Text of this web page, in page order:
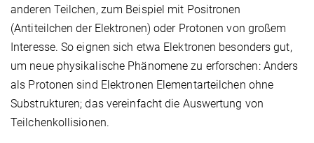
anderen Teilchen, zum Beispiel mit Positronen
(Antiteilchen der Elektronen) oder Protonen von großem
Interesse. So eignen sich etwa Elektronen besonders gut,
um neue physikalische Phänomene zu erforschen: Anders
als Protonen sind Elektronen Elementarteilchen ohne
Substrukturen; das vereinfacht die Auswertung von
Teilchenkollisionen.